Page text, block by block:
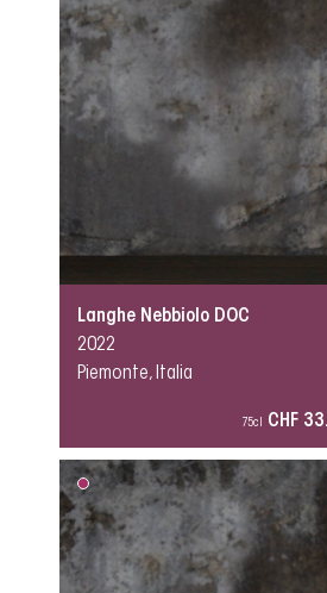
Langhe Nebbiolo DOC
2022
Piemonte, Italia
75cl CHF